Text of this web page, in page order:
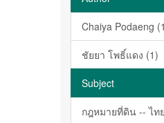
Chaiya Podaeng
ชัยยา โพธิ์แดง (1)
Subject
กฎหมายที่ดิน -- ไท